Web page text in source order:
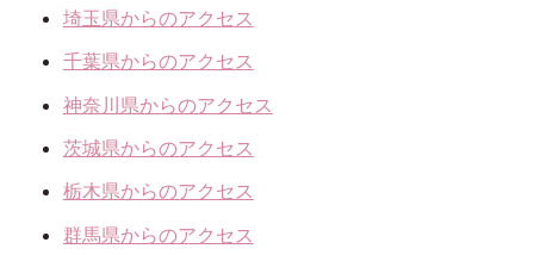
埼玉県からのアクセス
千葉県からのアクセス
神奈川県からのアクセス
茨城県からのアクセス
栃木県からのアクセス
群馬県からのアクセス